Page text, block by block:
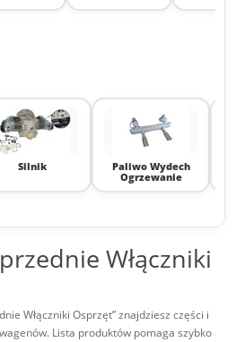
Silnik
Paliwo Wydech
Ogrzewanie
Włączniki
Włączniki Osprzęt” znajdziesz części i
Lista produktów pomaga szybko